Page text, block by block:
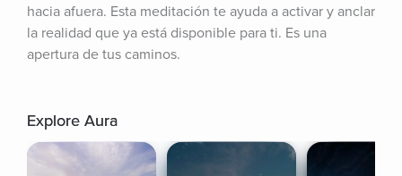
hacia afuera. Esta meditación te ayuda a activar y anclar
la realidad que ya está disponible para ti. Es una
apertura de tus caminos.
Explore Aura